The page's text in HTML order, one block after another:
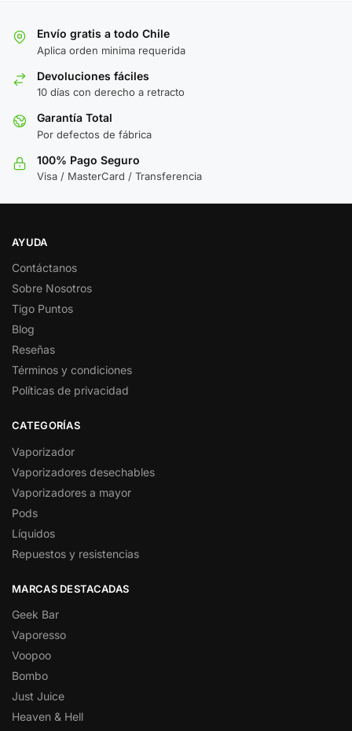
Envío gratis a todo Chile
Aplica orden minima requerida
Devoluciones fáciles
10 días con derecho a retracto
Garantía Total
Por defectos de fábrica
100% Pago Seguro
Visa / MasterCard / Transferencia
AYUDA
Contáctanos
Sobre Nosotros
Tigo Puntos
Blog
Reseñas
Términos y condiciones
Políticas de privacidad
CATEGORÍAS
Vaporizador
Vaporizadores desechables
Vaporizadores a mayor
Pods
Líquidos
Repuestos y resistencias
MARCAS DESTACADAS
Geek Bar
Vaporesso
Voopoo
Bombo
Just Juice
Heaven & Hell